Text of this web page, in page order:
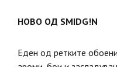
НОВО ОД SMIDG!N
Еден од ретките